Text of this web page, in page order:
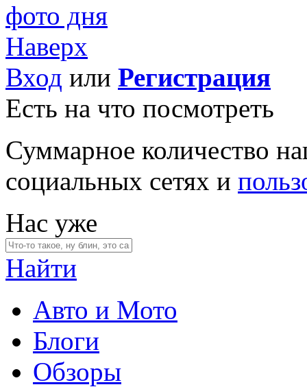
фото дня
Наверх
Вход или Регистрация
Есть на что посмотреть
Суммарное количество
социальных сетях и
Нас уже
Найти
Авто и Мото
Блоги
Обзоры